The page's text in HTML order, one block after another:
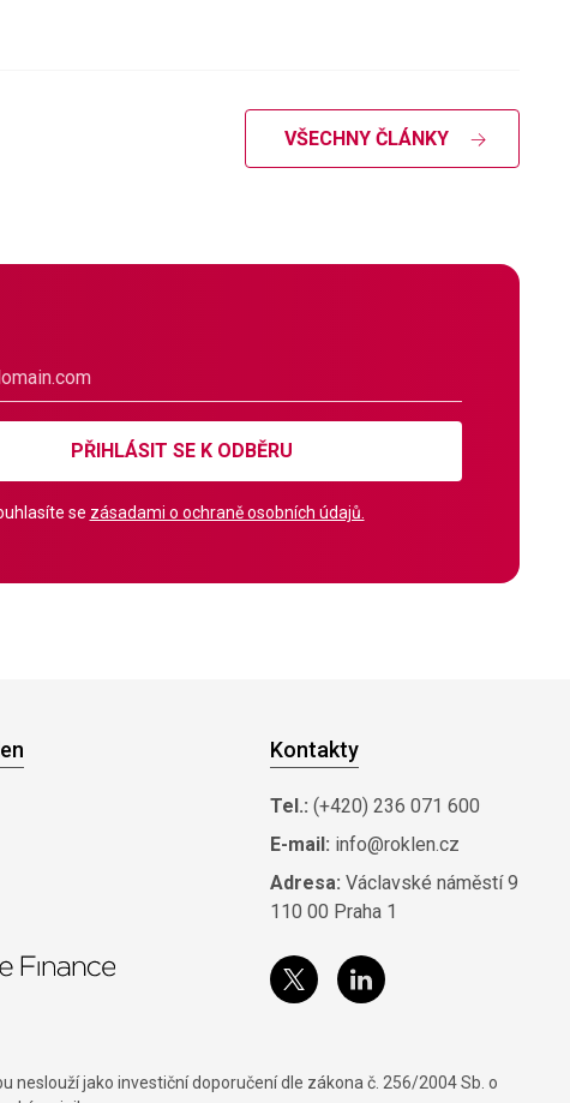
VŠECHNY ČLÁNKY
PŘIHLÁSIT SE K ODBĚRU
se zásadami o ochraně osobních údajů.
Kontakty
Tel.: (+420) 236 071 600
E-mail: info@roklen.cz
Adresa: Václavské náměstí 9
110 00 Praha 1
neslouží jako investiční doporučení dle zákona č. 256/2004 Sb. o